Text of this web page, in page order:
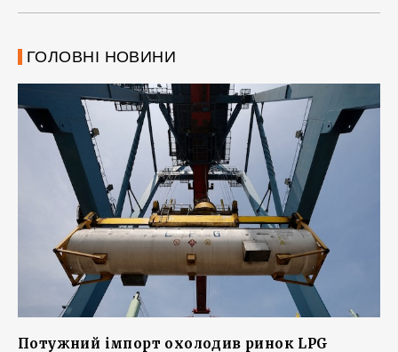
ГОЛОВНІ НОВИНИ
Потужний імпорт охолодив ринок LPG